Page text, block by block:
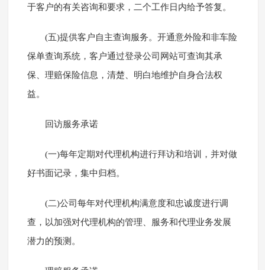
于客户的有关咨询和要求，二个工作日内给予答复。
(五)提供客户自主查询服务。开通意外险和非车险
保单查询系统，客户通过登录公司网站可查询其承
保、理赔保险信息，清楚、明白地维护自身合法权
益。
回访服务承诺
(一)每年定期对代理机构进行拜访和培训，并对做
好书面记录，集中归档。
(二)公司每年对代理机构满意度和忠诚度进行调
查，以加强对代理机构的管理、服务和代理业务发展
潜力的预测。